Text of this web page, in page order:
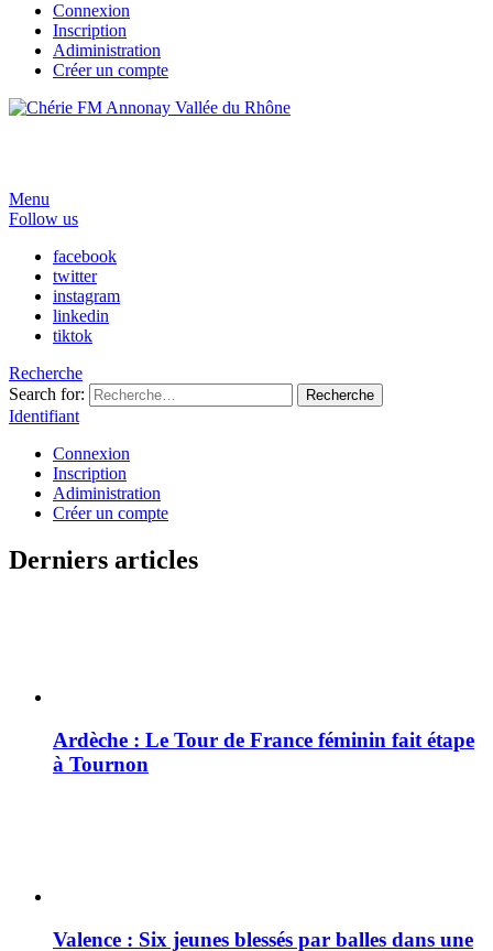
Connexion
Inscription
Adiministration
Créer un compte
Menu
Follow us
facebook
twitter
instagram
linkedin
tiktok
Recherche
Search for:
Recherche
Identifiant
Connexion
Inscription
Adiministration
Créer un compte
Derniers articles
Ardèche : Le Tour de France féminin fait étape
à Tournon
Valence : Six jeunes blessés par balles dans une